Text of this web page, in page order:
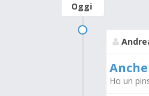
Oggi
Ho un